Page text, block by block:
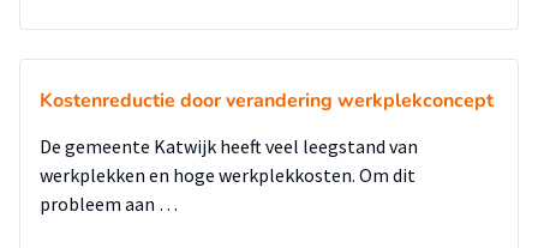
Uit de keuze om het concept van de strongback ter grote van
vakwerk is zo gedimensioneerd dat deze in delen ter grote
van containers opgedeeld kan worden. Een twintig voet en
twee veertig voet containers. Aan de hand van het vakwerk
Kostenreductie door verandering werkplekconcept
De gemeente Katwijk heeft veel leegstand van
werkplekken en hoge werkplekkosten. Om dit
probleem aan …